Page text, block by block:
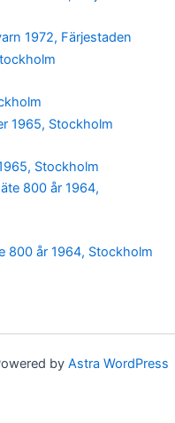
1972, Färjestaden
Stockholm
800 år 1964, Stockholm
by Astra WordPress